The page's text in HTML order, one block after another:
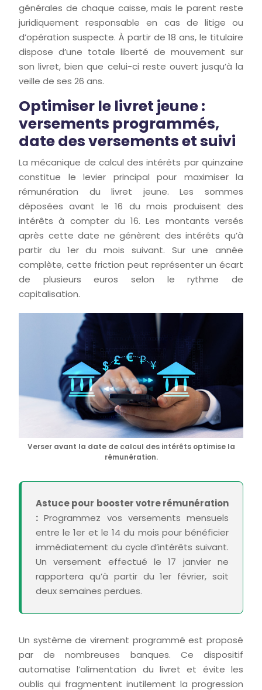
générales de chaque caisse, mais le parent reste
juridiquement responsable en cas de litige ou
d’opération suspecte. À partir de 18 ans, le titulaire
dispose d’une totale liberté de mouvement sur
son livret, bien que celui-ci reste ouvert jusqu’à la
veille de ses 26 ans.
Optimiser le livret jeune :
versements programmés,
date des versements et suivi
La mécanique de calcul des intérêts par quinzaine
constitue le levier principal pour maximiser la
rémunération du livret jeune. Les sommes
déposées avant le 16 du mois produisent des
intérêts à compter du 16. Les montants versés
après cette date ne génèrent des intérêts qu’à
partir du 1er du mois suivant. Sur une année
complète, cette friction peut représenter un écart
de plusieurs euros selon le rythme de
capitalisation.
Verser avant la date de calcul des intérêts optimise la
rémunération.
Astuce pour booster votre rémunération
: Programmez vos versements mensuels
entre le 1er et le 14 du mois pour bénéficier
immédiatement du cycle d’intérêts suivant.
Un versement effectué le 17 janvier ne
rapportera qu’à partir du 1er février, soit
deux semaines perdues.
Un système de virement programmé est proposé
par de nombreuses banques. Ce dispositif
automatise l’alimentation du livret et évite les
oublis qui fragmentent inutilement la progression